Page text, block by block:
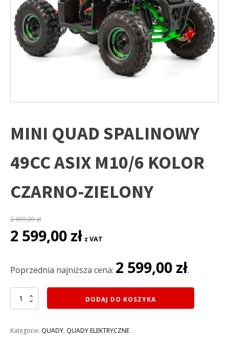
MINI QUAD SPALINOWY
49CC ASIX M10/6 KOLOR
CZARNO-ZIELONY
2 699,00zł
Pierwotna
cena
2
2 599,00 zł cena
2
z VAT
Poprzednia najniższa cena: 2 599,00 zł.
ilość
MINI
49CC
DODAJ DO KOSZYKA
Kategorie: QUADY, QUADY ELEKTRYCZNE